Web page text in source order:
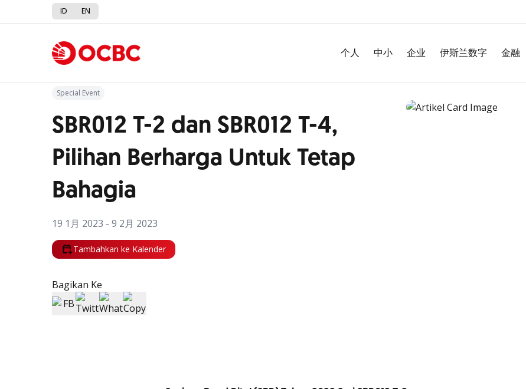
ID EN
个人 中小 企业 伊斯兰数字 金融
Kembali ke Promo
Special Event
SBR012 T-2 dan SBR012 T-4,
Pilihan Berharga Untuk Tetap
Bahagia
19 1月 2023 - 9 2月 2023
Tambahkan ke Kalender
Bagikan Ke